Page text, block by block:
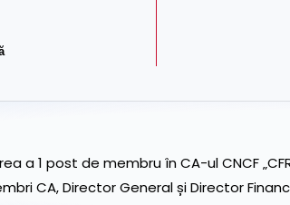
a 1 post de membru în CA-ul CNCF
CA, Director General și Director